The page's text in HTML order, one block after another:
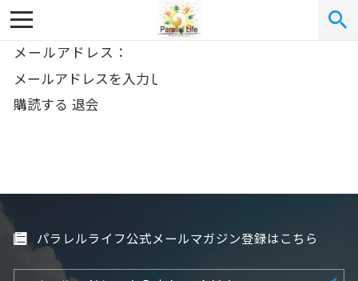
メールアドレス：
パラレルライフ公式メールマガジン登録はこちら